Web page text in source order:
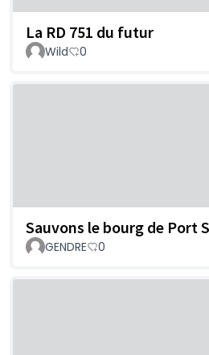
La RD 751 du futur
Wild 0
Sauvons le bourg de Port
GENDRE 0